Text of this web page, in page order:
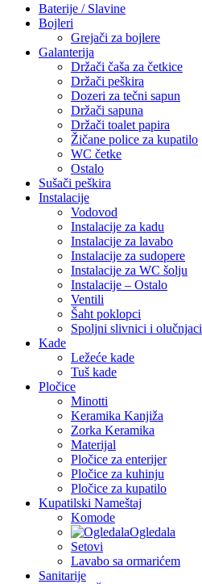
Baterije / Slavine
Bojleri
Grejači za bojlere
Galanterija
Držači čaša za četkice
Držači peškira
Dozeri za tečni sapun
Držači sapuna
Držači toalet papira
Žičane police za kupatilo
WC četke
Ostalo
Sušači peškira
Instalacije
Vodovod
Instalacije za kadu
Instalacije za lavabo
Instalacije za sudopere
Instalacije za WC šolju
Instalacije – Ostalo
Ventili
Šaht poklopci
Spoljni slivnici i olučnjaci
Kade
Ležeće kade
Tuš kade
Pločice
Minotti
Keramika Kanjiža
Zorka Keramika
Materijal
Pločice za enterijer
Pločice za kuhinju
Pločice za kupatilo
Kupatilski Nameštaj
Komode
Ogledala
Setovi
Lavabo sa ormarićem
Sanitarije